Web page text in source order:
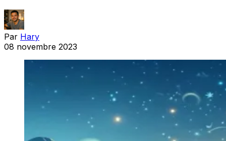
Par Hary
08 novembre 2023